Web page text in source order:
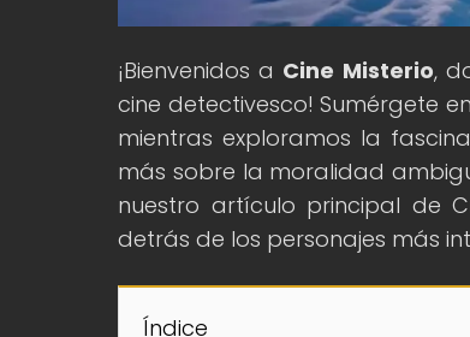
¡Bienvenidos a Cine Misterio,
cine detectivesco! Sumérgete
mientras exploramos la
más sobre la moralidad
nuestro artículo principal de
detrás de los personajes más
Índice